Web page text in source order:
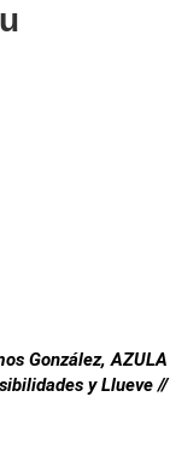
González, AZULA
y Llueve //